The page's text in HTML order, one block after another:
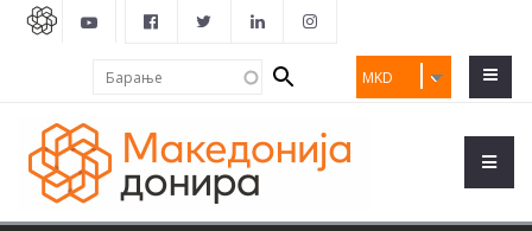
MKD
Search
form